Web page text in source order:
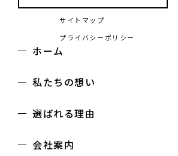
サイトマップ
プライバシーポリシー
ホーム
私たちの想い
選ばれる理由
会社案内